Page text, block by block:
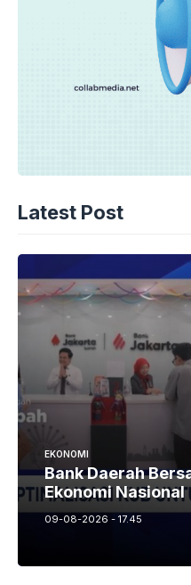
Latest Post
EKONOMI
Bank Daerah
Ekonomi Nasional
09-08-2026 - 17.45